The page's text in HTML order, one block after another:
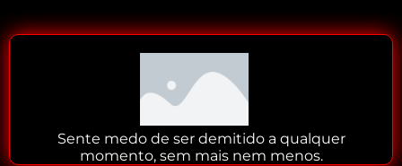
Sente medo de ser demitido a qualquer
momento, sem mais nem menos.